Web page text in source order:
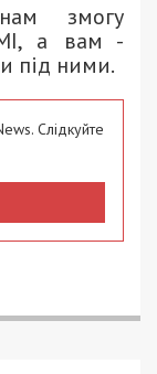
змогу
а вам -
під ними.
Слідкуйте